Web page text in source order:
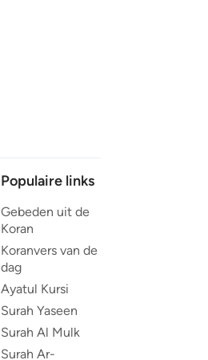
Populaire links
Gebeden uit de
Koran
Koranvers van de
dag
Ayatul Kursi
Surah Yaseen
Surah Al Mulk
Surah Ar-